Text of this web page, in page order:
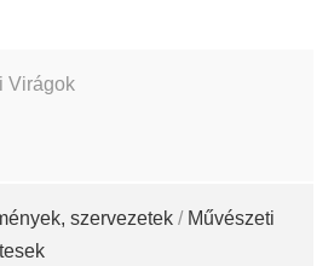
Virágok
szervezetek / Művészeti